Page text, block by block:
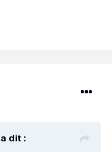
a dit :